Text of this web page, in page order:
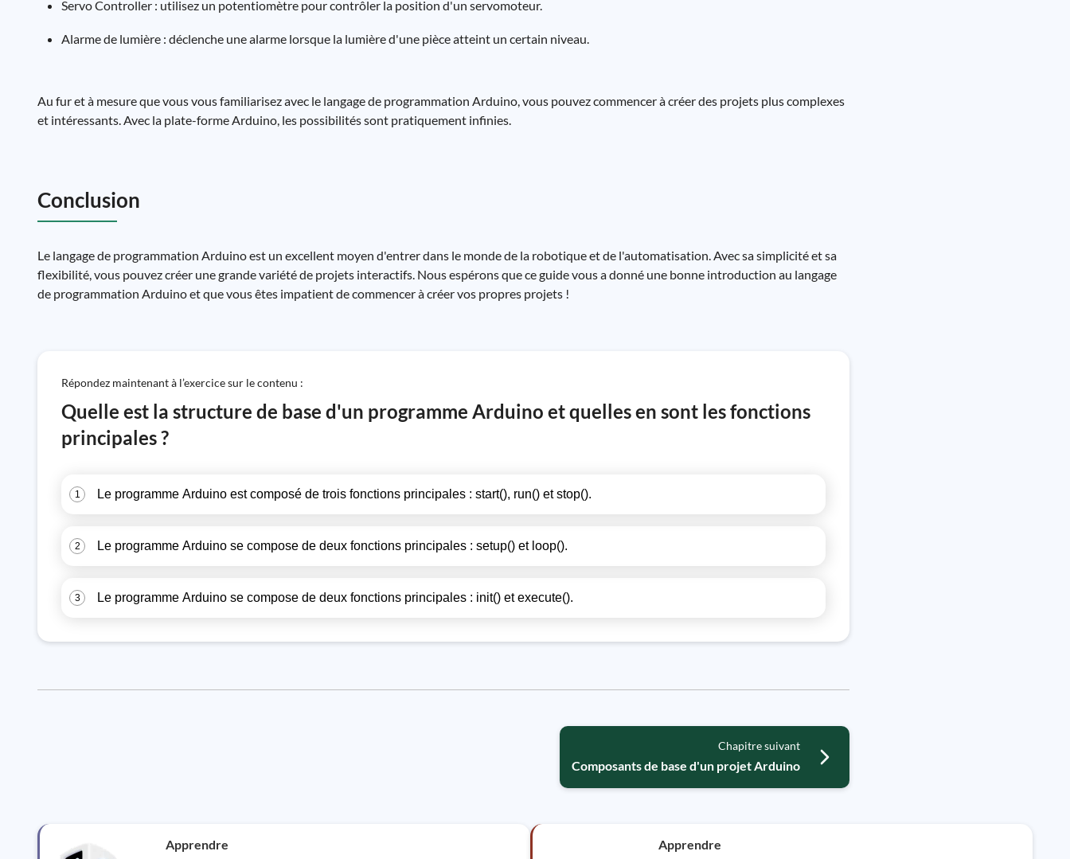
Servo Controller : utilisez un potentiomètre pour contrôler la position d'un servomoteur.
Alarme de lumière : déclenche une alarme lorsque la lumière d'une pièce atteint un certain niveau.
Au fur et à mesure que vous vous familiarisez avec le langage de programmation Arduino, vous pouvez commencer à créer des projets plus complexes
et intéressants. Avec la plate-forme Arduino, les possibilités sont pratiquement infinies.
Conclusion
Le langage de programmation Arduino est un excellent moyen d'entrer dans le monde de la robotique et de l'automatisation. Avec sa simplicité et sa
flexibilité, vous pouvez créer une grande variété de projets interactifs. Nous espérons que ce guide vous a donné une bonne introduction au langage
de programmation Arduino et que vous êtes impatient de commencer à créer vos propres projets !
Répondez maintenant à l’exercice sur le contenu :
Quelle est la structure de base d'un programme Arduino et quelles en sont les fonctions
principales ?
1 Le programme Arduino est composé de trois fonctions principales : start(), run() et stop().
2 Le programme Arduino se compose de deux fonctions principales : setup() et loop().
3 Le programme Arduino se compose de deux fonctions principales : init() et execute().
Chapitre suivant
Composants de base d'un projet Arduino
Apprendre Apprendre